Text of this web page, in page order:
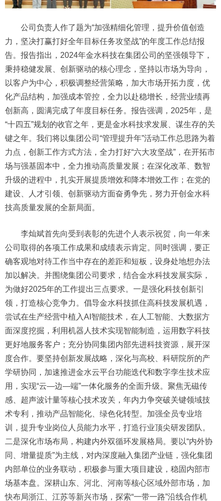
公司负责人作了题为“加强精细化管理，提升价值创造
力，坚决打赢打好全年目标任务攻坚战”的年度工作总结报
告。报告指出，2024年金水科技在集团公司的坚强领导下，
秉持稳健发展、创新驱动的核心理念，坚持以市场为导向，
以客户为中心，积极调整经营策略，加大市场开拓力度，优
化产品结构，加强成本管控，全力以赴稳增长，经营业绩再
创新高，圆满完成了年度目标任务。报告强调，2025年，是
“十四五”规划的收官之年，更是金水科技求发展、谋生存的关
键之年。我们将以集团公司“管理提升年”活动工作总思路为着
力点，创新工作方式方法，全力打好“六大攻坚战”，在开拓市
场与强基固本中，全力推动高质量发展；在深化改革、数智
升级的进程中，扎实开展提质增效和降本增效工作；在党的
建设、人才引领、创新驱动方面奋勇争先，努力开创金水科
技高质量发展的全新局面。
李灿斌首先向受到表彰的先进个人表示祝贺，向一年来
公司取得的各项工作成果和成绩表示肯定。同时强调，要正
确客观地对待工作当中存在的差距和短板，设身处地想办法
加以解决。并围绕集团公司要求，结合金水科技发展实际，
为做好2025年的工作提出三点要求。一是强化科技创新引
领，打造核心竞争力。倡导金水科技抓住高科技发展机遇，
尝试在生产经营中植入AI智能技术，在人工智能、大数据方
面深度挖掘，利用机器人技术实现智能制造，运用数字科技
更好地服务客户；充分协同集团内部先进科技资源，展开深
度合作。要坚持创新发展战略，深化与高校、科研院所的产
学研协同，加速推进金水云平台功能迭代和数字孪生技术应
用，实现“云—边—端”一体化服务的全面升级。聚焦无磁传
感、超声波计量等核心技术攻关，年内力争突破关键领域技
术专利，推动产品智能化、绿色化转型。加强全员专业培
训，提升专业岗位人员能力水平，打造行业顶尖研发团队。
二是深化市场布局，构建内外双循环发展格局。要以“内外协
同、增量提质”为主线，对内深度融入集团产业链，强化集团
内部单位的业务联动，积极参与重大项目建设，稳固内部市
场基本盘。深耕山东、河北、河南等核心区域外部市场，加
快布局浙江、江苏等新兴市场，探索“一带一路”沿线合作机